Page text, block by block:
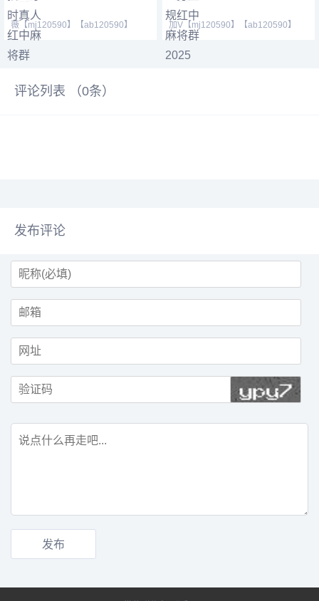
薇【mj120590】【ab120590】
【mj191717】，最火热的跑得
加V【mj120590】【ab120590】
【mj191717】加不上微信
评论列表 （0条）
发布评论